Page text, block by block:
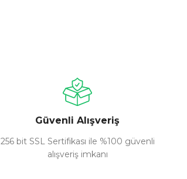
Güvenli Alışveriş
256 bit SSL Sertifikası ile %100 güvenli
alışveriş imkanı